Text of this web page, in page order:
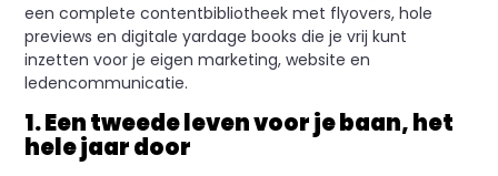
een complete contentbibliotheek met flyovers, hole
previews en digitale yardage books die je vrij kunt
inzetten voor je eigen marketing, website en
ledencommunicatie.
1. Een tweede leven voor je baan, het
hele jaar door